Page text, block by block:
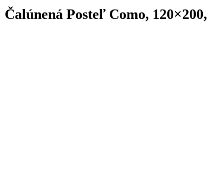
Čalúnená Posteľ Como, 120×200,